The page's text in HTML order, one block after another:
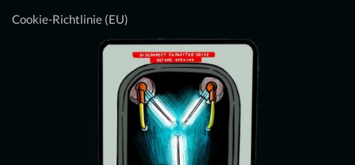
Cookie-Richtlinie (EU)